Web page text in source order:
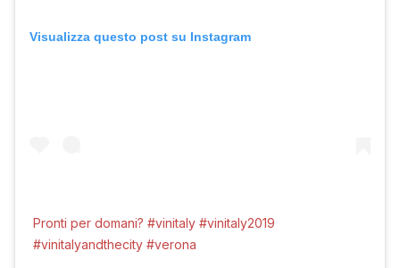
Visualizza questo post su Instagram
Pronti per domani? #vinitaly #vinitaly2019
#vinitalyandthecity #verona